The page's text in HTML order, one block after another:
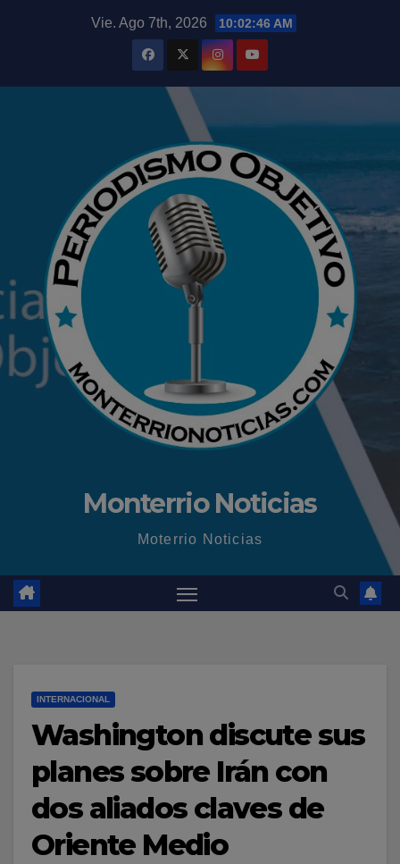
Vie. Ago 7th, 2026 10:02:47 AM
Monterrio Noticias
Moterrio Noticias
INTERNACIONAL
Washington discute sus
planes sobre Irán con
dos aliados claves de
Oriente Medio
modal-check